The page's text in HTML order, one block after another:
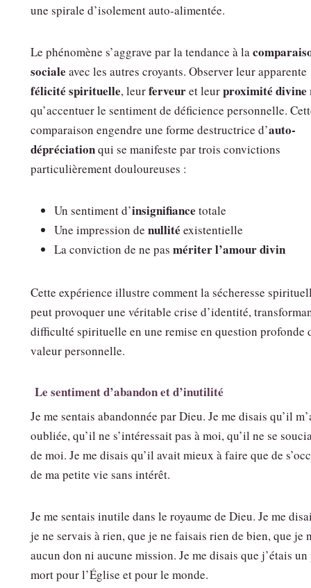
une spirale d’isolement auto-alimentée.
Le phénomène s’aggrave par la tendance à la
sociale avec les autres croyants. Observer leur apparente
félicité spirituelle, leurferveuret leurproximité divine
qu’accentuer le sentiment de déficience personnelle.
comparaison engendre une forme destructrice d’auto-
dépréciationqui se manifeste par trois convictions
particulièrement douloureuses :
Un sentiment d’insignifiance totale
Une impression de nullité existentielle
La conviction de ne pas mériter l’amour divin
Cette expérience illustre comment la sécheresse
peut provoquer une véritable crise d’identité,
difficulté spirituelle en une remise en question profonde
valeur personnelle.
Le sentiment d’abandon et d’inutilité
Je me sentais abandonnée par Dieu. Je me disais qu’il
oubliée, qu’il ne s’intéressait pas à moi, qu’il ne se
de moi. Je me disais qu’il avait mieux à faire que de
de ma petite vie sans intérêt.
Je me sentais inutile dans le royaume de Dieu. Je me
je ne servais à rien, que je ne faisais rien de bien, que je
aucun don ni aucune mission. Je me disais que j’étais
mort pour l’Église et pour le monde.